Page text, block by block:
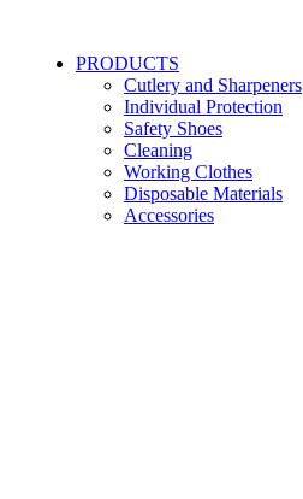
PRODUCTS
Cutlery and Sharpeners
Individual Protection
Safety Shoes
Cleaning
Working Clothes
Disposable Materials
Accessories